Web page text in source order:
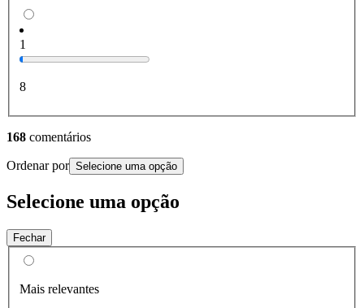
1
8
168 comentários
Ordenar por Selecione uma opção
Selecione uma opção
Fechar
Mais relevantes